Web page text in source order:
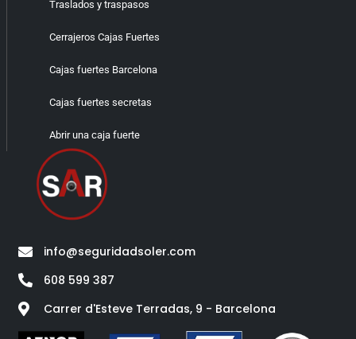
info@seguridadsoler.com
608 599 387
Carrer d'Esteve Terradas, 9 - Barcelona​
Traslados y traspasos
Cerrajeros Cajas Fuertes
Cajas fuertes Barcelona
Cajas fuertes secretas
Abrir una caja fuerte